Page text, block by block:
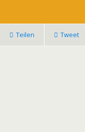
Teilen Tweet